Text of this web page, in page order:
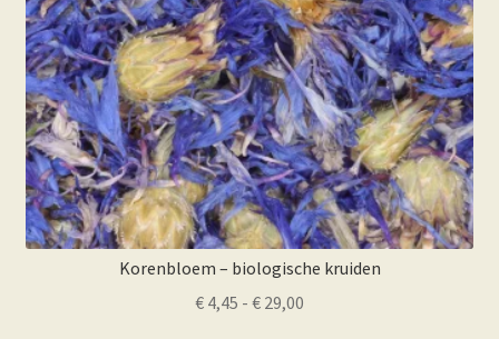
de
productpagina
Korenbloem – biologische kruiden
€ 4,45 - € 29,00